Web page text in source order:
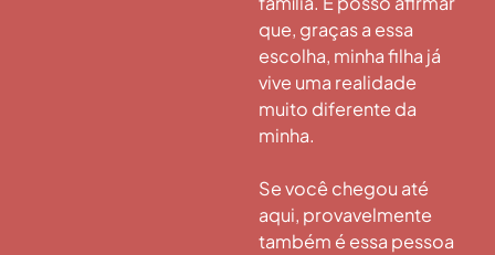
que, graças a essa
escolha, minha filha já
vive uma realidade
muito diferente da
minha.
Se você chegou até
aqui, provavelmente
também é essa pessoa